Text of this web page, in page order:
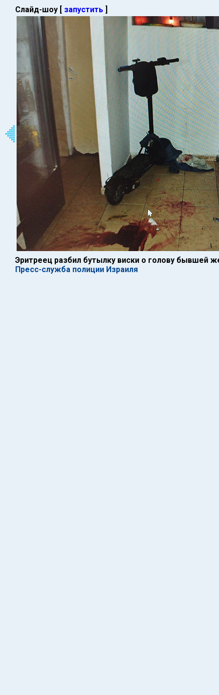
Слайд-шоу [ запустить ]
Эритреец разбил бутылку виски о голову бывшей
Пресс-служба полиции Израиля